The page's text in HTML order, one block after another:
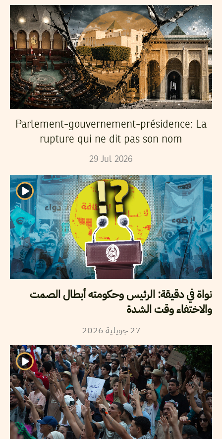
Parlement-gouvernement-présidence: La
rupture qui ne dit pas son nom
29 Jul 2026
نواة في دقيقة: الرئيس وحكومته أبطال الصمت
والاختفاء وقت الشدة
27 جويلية2026